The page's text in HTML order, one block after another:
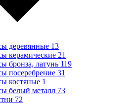
деревянные 13
керамические 21
бронза, латунь 119
посеребрение 31
костяные 1
белый металл 73
72